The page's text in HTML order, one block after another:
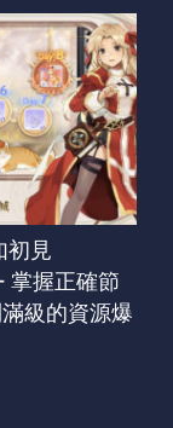
初見
掌握正確節
級的資源爆